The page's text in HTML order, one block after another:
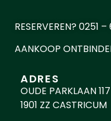
RESERVEREN? 0251
AANKOOP
ADRES
OUDE PARKLAAN 117
1901 ZZ CASTRICUM